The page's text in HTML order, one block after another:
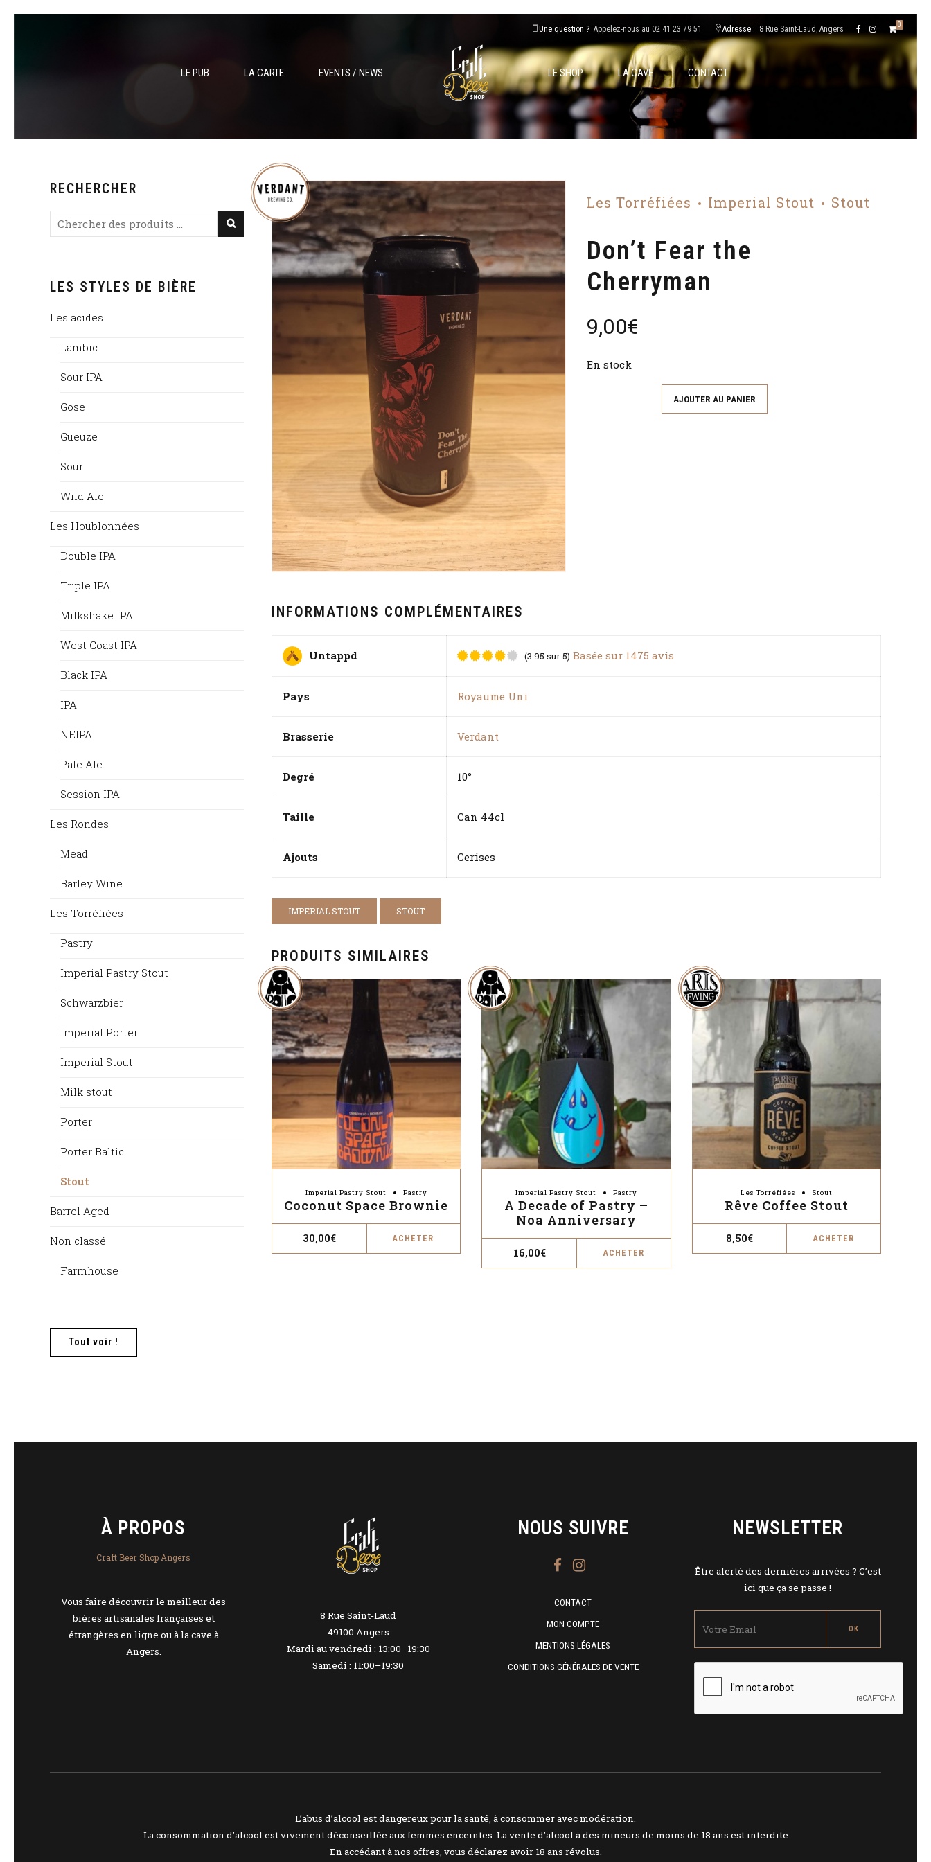
Une question ? Appelez-nous au 02 41 23 79 51 Adresse : 8 Rue Saint-Laud, Angers 0
LE PUB LA CARTE EVENTS / NEWS LE SHOP LA CAVE CONTACT
Les Torréfiées Imperial Stout Stout
Don’t Fear the
Cherryman
9,00€
En stock
AJOUTER AU PANIER
INFORMATIONS COMPLÉMENTAIRES
Untappd
Noté
client
(3.95 sur 5) Basée sur 1475 avis
Pays Royaume Uni
Brasserie Verdant
Degré 10°
Taille Can 44cl
Ajouts Cerises
IMPERIAL STOUT STOUT
PRODUITS SIMILAIRES
Imperial Pastry Stout Pastry
Coconut Space Brownie
30,00€ ACHETER
Imperial Pastry Stout Pastry
A Decade of Pastry –
Noa Anniversary
16,00€ ACHETER
Les Torréfiées Stout
Rêve Coffee Stout
8,50€ ACHETER
RECHERCHER
LES STYLES DE BIÈRE
Les acides
Lambic
Sour IPA
Gose
Gueuze
Sour
Wild Ale
Les Houblonnées
Double IPA
Triple IPA
Milkshake IPA
West Coast IPA
Black IPA
IPA
NEIPA
Pale Ale
Session IPA
Les Rondes
Mead
Barley Wine
Les Torréfiées
Pastry
Imperial Pastry Stout
Schwarzbier
Imperial Porter
Imperial Stout
Milk stout
Porter
Porter Baltic
Stout
Barrel Aged
Non classé
Farmhouse
Tout voir !
À PROPOS
Craft Beer Shop Angers
Vous faire découvrir le meilleur des
bières artisanales françaises et
étrangères en ligne ou à la cave à
Angers.
8 Rue Saint-Laud
49100 Angers
Mardi au vendredi : 13:00–19:30
Samedi : 11:00–19:30
NOUS SUIVRE
CONTACT
MON COMPTE
MENTIONS LÉGALES
CONDITIONS GÉNÉRALES DE VENTE
NEWSLETTER
Être alerté des dernières arrivées ? C’est
ici que ça se passe !
L’abus d’alcool est dangereux pour la santé, à consommer avec modération.
La consommation d’alcool est vivement déconseillée aux femmes enceintes. La vente d’alcool à des mineurs de moins de 18 ans est interdite
En accédant à nos offres, vous déclarez avoir 18 ans révolus.